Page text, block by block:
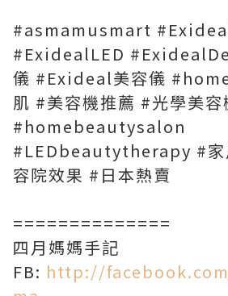
#asmamusmart
#ExidealLED
儀 #Exideal美容儀
肌 #美容機推薦 #光學美容
#homebeautysalon
#LEDbeautytherapy #家
容院效果 #日本熱賣
==============
四月媽媽手記
FB: http://